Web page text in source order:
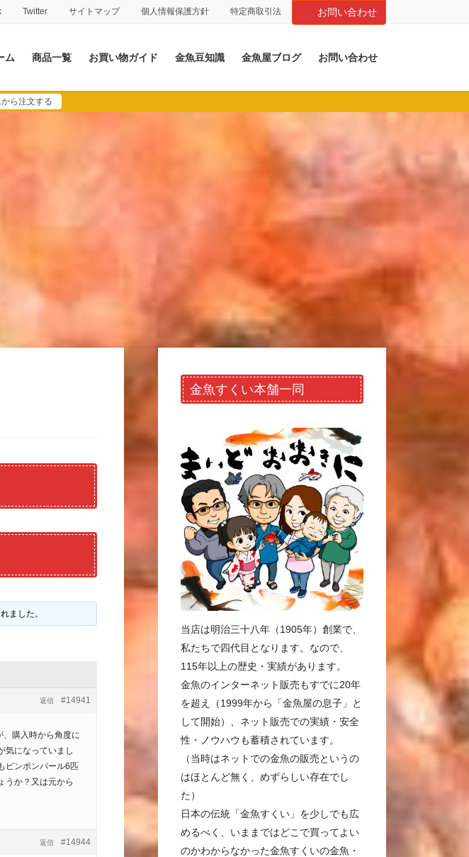
Twitter サイトマップ 個人情報保護方針 特定商取引法 お問い合わせ
ム 商品一覧 お買い物ガイド 金魚豆知識 金魚屋ブログ お問い合わせ
ら注文する
ました。
#14941
返信
購入時から角度に
気になっていまし
ピンポンパール6匹
うか？又は元から
#14944
返信
金魚すくい本舗一同
当店は明治三十八年（1905年）創業で、
私たちで四代目となります。なので、
115年以上の歴史・実績があります。
金魚のインターネット販売もすでに20年
を超え（1999年から「金魚屋の息子」と
して開始）、ネット販売での実績・安全
性・ノウハウも蓄積されています。
（当時はネットでの金魚の販売というの
はほとんど無く、めずらしい存在でし
た）
日本の伝統「金魚すくい」を少しでも広
めるべく、いままではどこで買ってよい
のかわからなかった金魚すくいの金魚・